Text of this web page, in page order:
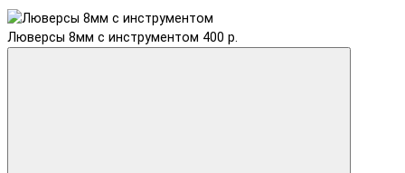
Люверсы 8мм с инструментом 400 р.